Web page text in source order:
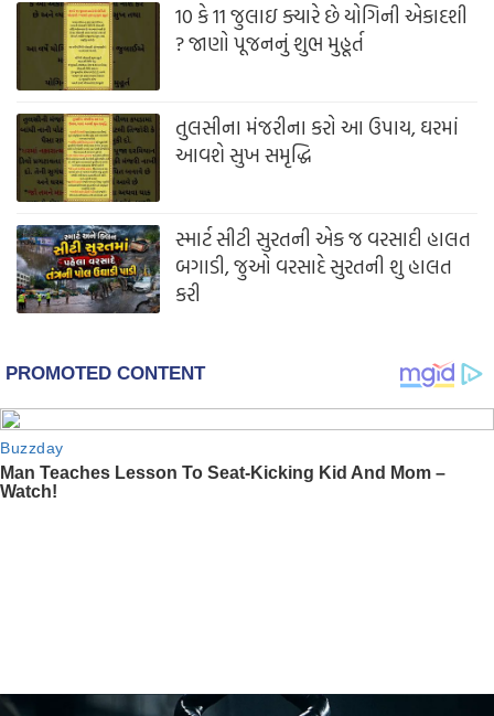
10 કે 11 જુલાઇ ક્યારે છે યોગિની એકાદશી
? જાણો પૂજનનું શુભ મુહૂર્ત
તુલસીના મંજરીના કરો આ ઉપાય, ઘરમાં
આવશે સુખ સમૃદ્ધિ
સ્માર્ટ સીટી સુરતની એક જ વરસાદી હાલત
બગાડી, જુઓ વરસાદે સુરતની શુ હાલત
કરી